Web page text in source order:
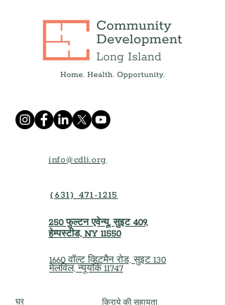
Recognition in the 2026
Annual Report and Press
Release
info@cdli.org
(631) 471-1215
250 फुल्टन एवेन्यू, सुइट 409,
हेम्पस्टीड, NY 11550
1660 वॉल्ट व्हिटमैन रोड, सुइट 130
मेलविल, न्यूयॉर्क 11747
घर
किराये की सहायता